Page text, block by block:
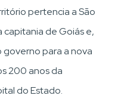
pertencia a São
capitania de Goiás e,
governo para a nova
200 anos da
do Estado.